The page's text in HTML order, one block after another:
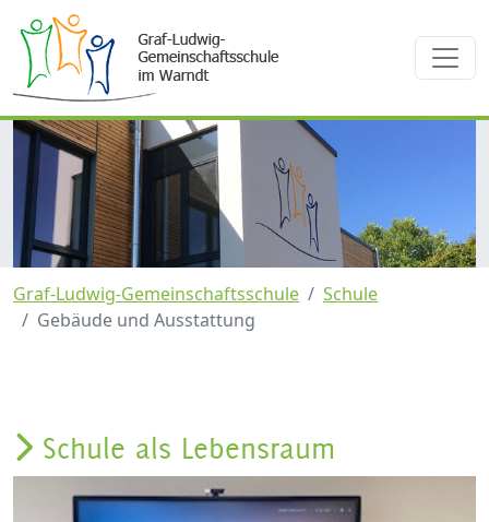
Graf-Ludwig-Gemeinschaftsschule
Schule
Gebäude und Ausstattung
Schule als Lebensraum